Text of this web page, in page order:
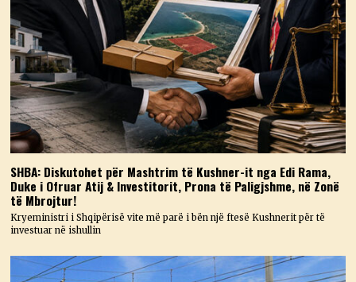
SHBA: Diskutohet për Mashtrim të Kushner-it nga Edi Rama,
Duke i Ofruar Atij & Investitorit, Prona të Paligjshme, në Zonë
të Mbrojtur!
Kryeministri i Shqipërisë vite më parë i bën një ftesë Kushnerit për të
investuar në ishullin